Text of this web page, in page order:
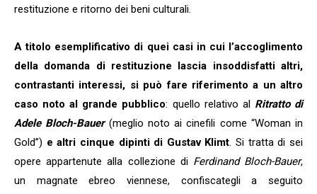
restituzione e ritorno dei beni culturali.
A titolo esemplificativo di quei casi in cui l’accoglimento
della domanda di restituzione lascia insoddisfatti altri,
contrastanti interessi, si può fare riferimento a un altro
caso noto al grande pubblico: quello relativo al Ritratto di
Adele Bloch-Bauer(meglio noto ai cinefili come “Woman in
Gold”) e altri cinque dipinti di Gustav Klimt. Si tratta di sei
opere appartenute alla collezione di Ferdinand Bloch-Bauer,
un magnate ebreo viennese, confiscategli a seguito